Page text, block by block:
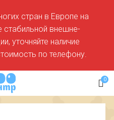
0
стран в Европе на
стабильной внешне-
уточняйте наличие
по телефону.